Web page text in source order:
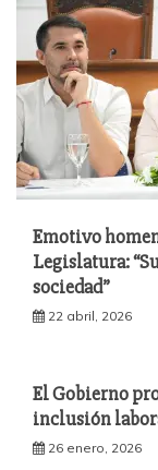
Emotivo
Legislatura:
sociedad”
22 abril, 2026
El Gobierno
inclusión
26 enero, 2026